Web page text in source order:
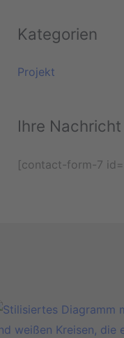
Kategorien
Projekt
Ihre
[contact-form-7